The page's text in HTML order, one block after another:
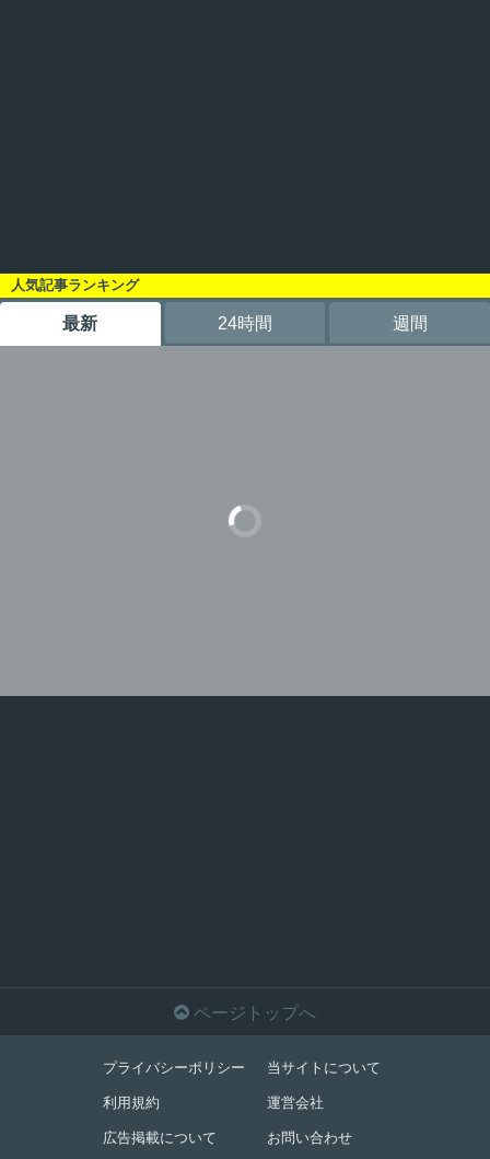
人気記事ランキング
最新 24時間 週間
 ページトップへ
プライバシーポリシー
利用規約
広告掲載について
当サイトについて
運営会社
お問い合わせ